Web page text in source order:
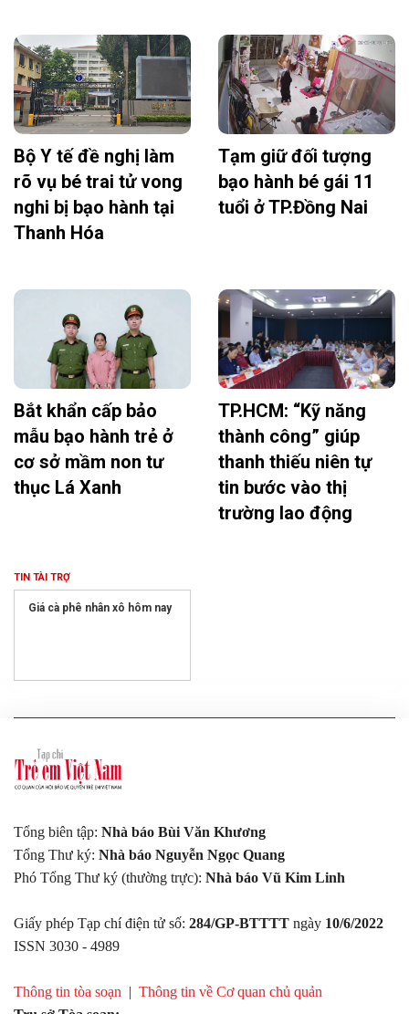
Bộ Y tế đề nghị làm
rõ vụ bé trai tử vong
nghi bị bạo hành tại
Thanh Hóa
Tạm giữ đối tượng
bạo hành bé gái 11
tuổi ở TP.Đồng Nai
Bắt khẩn cấp bảo
mẫu bạo hành trẻ ở
cơ sở mầm non tư
thục Lá Xanh
TP.HCM: “Kỹ năng
thành công” giúp
thanh thiếu niên tự
tin bước vào thị
trường lao động
TIN TÀI TRỢ
Giá cà phê nhân xô hôm nay
Tổng biên tập: Nhà báo Bùi Văn Khương
Tổng Thư ký: Nhà báo Nguyễn Ngọc Quang
Phó Tổng Thư ký (thường trực): Nhà báo Vũ Kim Linh
Giấy phép Tạp chí điện tử số: 284/GP-BTTTT ngày 10/6/2022
ISSN 3030 - 4989
Thông tin tòa soạn | Thông tin về Cơ quan chủ quản